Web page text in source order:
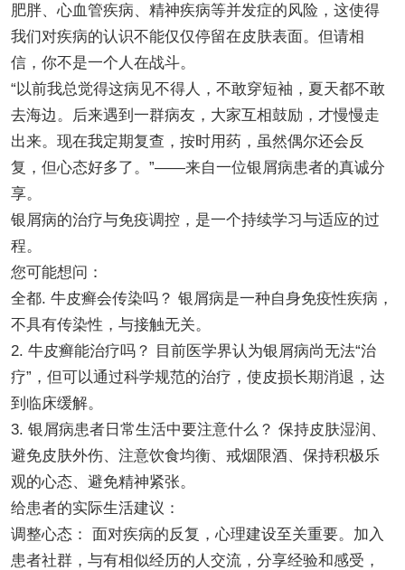
肥胖、心血管疾病、精神疾病等并发症的风险，这使得
我们对疾病的认识不能仅仅停留在皮肤表面。但请相
信，你不是一个人在战斗。
“以前我总觉得这病见不得人，不敢穿短袖，夏天都不敢
去海边。后来遇到一群病友，大家互相鼓励，才慢慢走
出来。现在我定期复查，按时用药，虽然偶尔还会反
复，但心态好多了。”——来自一位银屑病患者的真诚分
享。
银屑病的治疗与免疫调控，是一个持续学习与适应的过
程。
您可能想问：
全都. 牛皮癣会传染吗？ 银屑病是一种自身免疫性疾病，
不具有传染性，与接触无关。
2. 牛皮癣能治疗吗？ 目前医学界认为银屑病尚无法“治
疗”，但可以通过科学规范的治疗，使皮损长期消退，达
到临床缓解。
3. 银屑病患者日常生活中要注意什么？ 保持皮肤湿润、
避免皮肤外伤、注意饮食均衡、戒烟限酒、保持积极乐
观的心态、避免精神紧张。
给患者的实际生活建议：
调整心态： 面对疾病的反复，心理建设至关重要。加入
患者社群，与有相似经历的人交流，分享经验和感受，